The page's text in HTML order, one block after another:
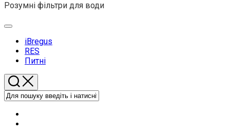
Розумні фільтри для води
Розгорнути
iBregus
RES
Питні